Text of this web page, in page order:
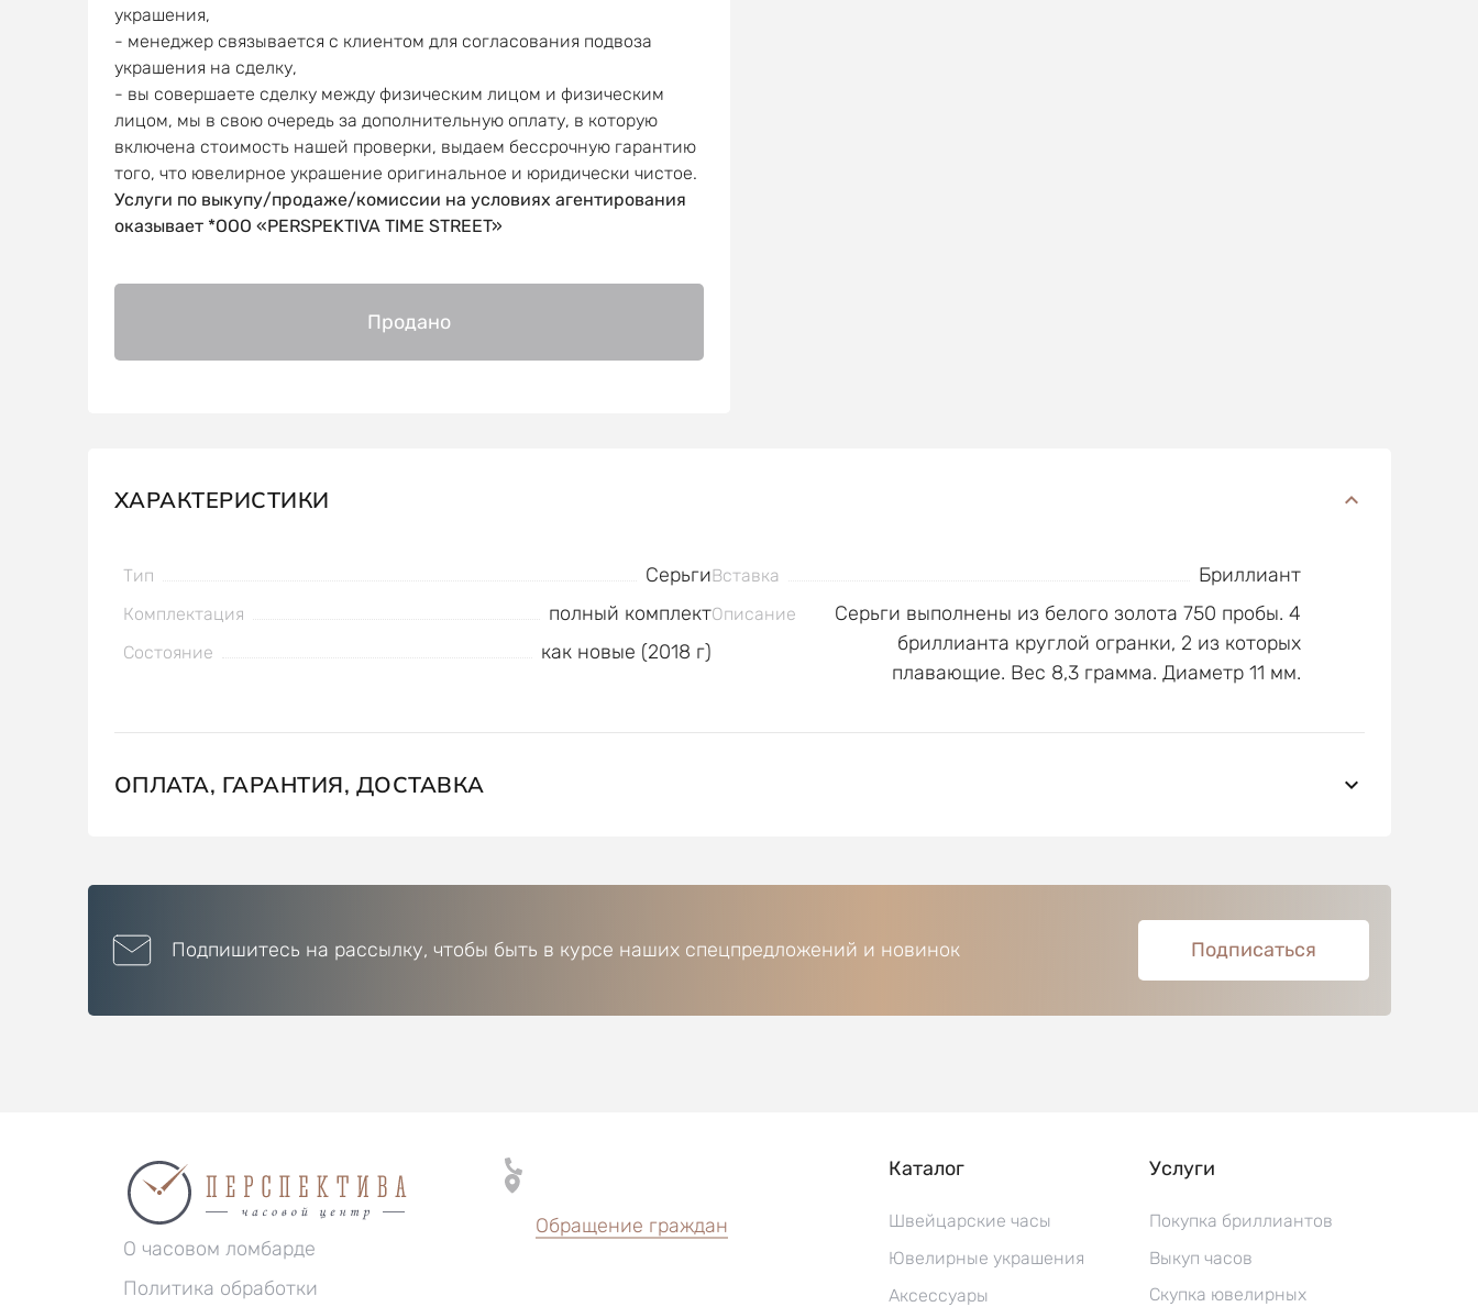
украшения,
- менеджер связывается с клиентом для согласования подвоза
украшения на сделку,
- вы совершаете сделку между физическим лицом и физическим
лицом, мы в свою очередь за дополнительную оплату, в которую
включена стоимость нашей проверки, выдаем бессрочную гарантию
того, что ювелирное украшение оригинальное и юридически чистое.
Услуги по выкупу/продаже/комиссии на условиях агентирования
оказывает *OOO «PERSPEKTIVA TIME STREET»
Продано
ХАРАКТЕРИСТИКИ
Тип Серьги
Комплектация полный комплект
Состояние как новые (2018 г)
Вставка Бриллиант
Описание
Серьги выполнены из белого золота 750 пробы. 4
бриллианта круглой огранки, 2 из которых
плавающие. Вес 8,3 грамма. Диаметр 11 мм.
ОПЛАТА, ГАРАНТИЯ, ДОСТАВКА
Подпишитесь на рассылку, чтобы быть в курсе наших спецпредложений и новинок Подписаться
О часовом ломбарде
Политика обработки
Обращение граждан
Каталог
Швейцарские часы
Ювелирные украшения
Аксессуары
Услуги
Покупка бриллиантов
Выкуп часов
Скупка ювелирных